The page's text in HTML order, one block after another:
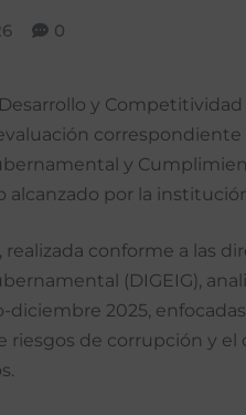
0
y
correspondiente
y
por la
realizada conforme a las
(DIGEIG),
diciembre 2025,
riesgos de corrupción y